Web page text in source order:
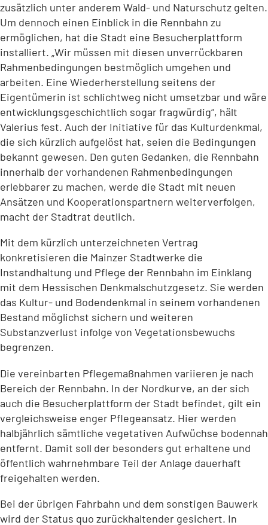
zusätzlich unter anderem Wald- und Naturschutz gelten.
Um dennoch einen Einblick in die Rennbahn zu
ermöglichen, hat die Stadt eine Besucherplattform
installiert. „Wir müssen mit diesen unverrückbaren
Rahmenbedingungen bestmöglich umgehen und
arbeiten. Eine Wiederherstellung seitens der
Eigentümerin ist schlichtweg nicht umsetzbar und wäre
entwicklungsgeschichtlich sogar fragwürdig“, hält
Valerius fest. Auch der Initiative für das Kulturdenkmal,
die sich kürzlich aufgelöst hat, seien die Bedingungen
bekannt gewesen. Den guten Gedanken, die Rennbahn
innerhalb der vorhandenen Rahmenbedingungen
erlebbarer zu machen, werde die Stadt mit neuen
Ansätzen und Kooperationspartnern weiterverfolgen,
macht der Stadtrat deutlich.
Mit dem kürzlich unterzeichneten Vertrag
konkretisieren die Mainzer Stadtwerke die
Instandhaltung und Pflege der Rennbahn im Einklang
mit dem Hessischen Denkmalschutzgesetz. Sie werden
das Kultur- und Bodendenkmal in seinem vorhandenen
Bestand möglichst sichern und weiteren
Substanzverlust infolge von Vegetationsbewuchs
begrenzen.
Die vereinbarten Pflegemaßnahmen variieren je nach
Bereich der Rennbahn. In der Nordkurve, an der sich
auch die Besucherplattform der Stadt befindet, gilt ein
vergleichsweise enger Pflegeansatz. Hier werden
halbjährlich sämtliche vegetativen Aufwüchse bodennah
entfernt. Damit soll der besonders gut erhaltene und
öffentlich wahrnehmbare Teil der Anlage dauerhaft
freigehalten werden.
Bei der übrigen Fahrbahn und dem sonstigen Bauwerk
wird der Status quo zurückhaltender gesichert. In